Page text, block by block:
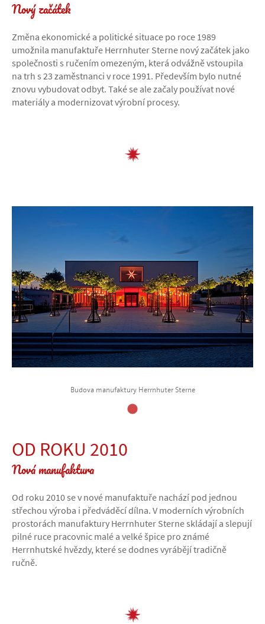
Nový začátek
Změna ekonomické a politické situace po roce 1989
umožnila manufaktuře Herrnhuter Sterne nový začátek jako
společnosti s ručením omezeným, která odvážně vstoupila
na trh s 23 zaměstnanci v roce 1991. Především bylo nutné
znovu vybudovat odbyt. Také se ale začaly používat nové
materiály a modernizovat výrobní procesy.
Budova manufaktury Herrnhuter Sterne
OD ROKU 2010
Nová manufaktura
Od roku 2010 se v nové manufaktuře nachází pod jednou
střechou výroba i předváděcí dílna. V moderních výrobních
prostorách manufaktury Herrnhuter Sterne skládají a slepují
pilné ruce pracovnic malé a velké špice pro známé
Herrnhutské hvězdy, které se dodnes vyrábějí tradičně
ručně.